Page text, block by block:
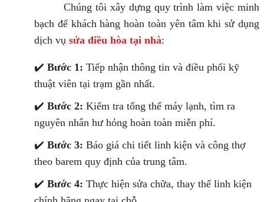
Chúng tôi xây dựng quy trình làm việc minh
bạch để khách hàng hoàn toàn yên tâm khi sử dụng
dịch vụ sửa điều hòa tại nhà:
✔️ Bước 1: Tiếp nhận thông tin và điều phối kỹ
thuật viên tại trạm gần nhất.
✔️ Bước 2: Kiểm tra tổng thể máy lạnh, tìm ra
nguyên nhân hư hỏng hoàn toàn miễn phí.
✔️ Bước 3: Báo giá chi tiết linh kiện và công thợ
theo barem quy định của trung tâm.
✔️ Bước 4: Thực hiện sửa chữa, thay thế linh kiện